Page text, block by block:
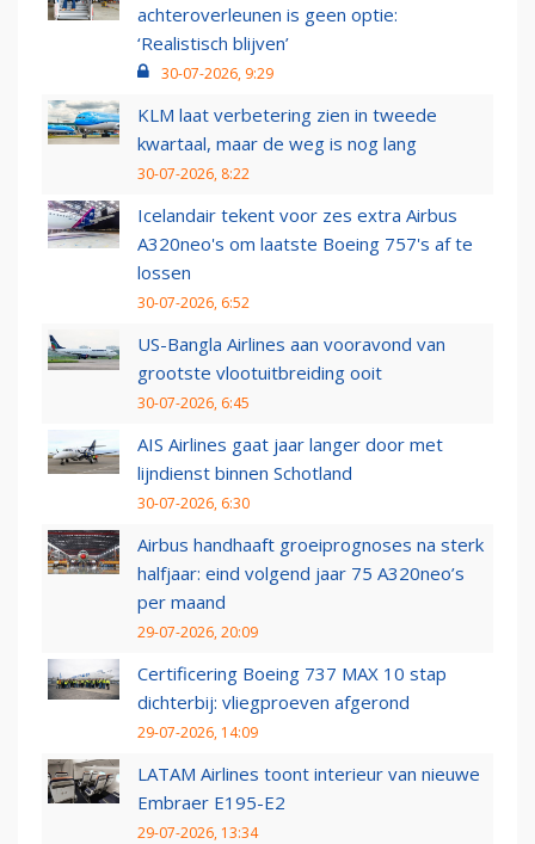
achteroverleunen is geen optie:
‘Realistisch blijven’
30-07-2026, 9:29
KLM laat verbetering zien in tweede
kwartaal, maar de weg is nog lang
30-07-2026, 8:22
Icelandair tekent voor zes extra Airbus
A320neo's om laatste Boeing 757's af te
lossen
30-07-2026, 6:52
US-Bangla Airlines aan vooravond van
grootste vlootuitbreiding ooit
30-07-2026, 6:45
AIS Airlines gaat jaar langer door met
lijndienst binnen Schotland
30-07-2026, 6:30
Airbus handhaaft groeiprognoses na sterk
halfjaar: eind volgend jaar 75 A320neo’s
per maand
29-07-2026, 20:09
Certificering Boeing 737 MAX 10 stap
dichterbij: vliegproeven afgerond
29-07-2026, 14:09
LATAM Airlines toont interieur van nieuwe
Embraer E195-E2
29-07-2026, 13:34